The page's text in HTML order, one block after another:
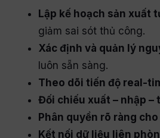
Lập kế hoạch sản xuất
giảm sai sót thủ công.
Xác định và quản lý
luôn sẵn sàng.
Theo dõi tiến độ real-
Đối chiếu xuất – nhập –
Phân quyền rõ ràng
Kết nối dữ liệu liên